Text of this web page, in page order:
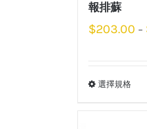
報排蘇
$203.00 –
選擇規格